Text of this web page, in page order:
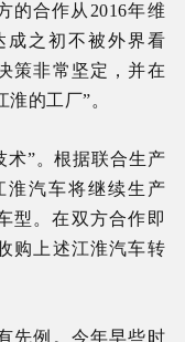
的合作从2016年维
成之初不被外界看
策非常坚定，并在
的工厂”。
术”。根据联合生产
淮汽车将继续生产
型。在双方合作即
购上述江淮汽车转
先例。今年早些时